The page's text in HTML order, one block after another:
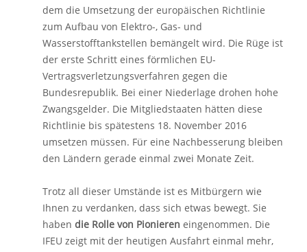
dem die Umsetzung der europäischen Richtlinie
zum Aufbau von Elektro-, Gas- und
Wasserstofftankstellen bemängelt wird. Die Rüge ist
der erste Schritt eines förmlichen EU-
Vertragsverletzungsverfahren gegen die
Bundesrepublik. Bei einer Niederlage drohen hohe
Zwangsgelder. Die Mitgliedstaaten hätten diese
Richtlinie bis spätestens 18. November 2016
umsetzen müssen. Für eine Nachbesserung bleiben
den Ländern gerade einmal zwei Monate Zeit.
Trotz all dieser Umstände ist es Mitbürgern wie
Ihnen zu verdanken, dass sich etwas bewegt. Sie
haben die Rolle von Pionieren eingenommen. Die
IFEU zeigt mit der heutigen Ausfahrt einmal mehr,